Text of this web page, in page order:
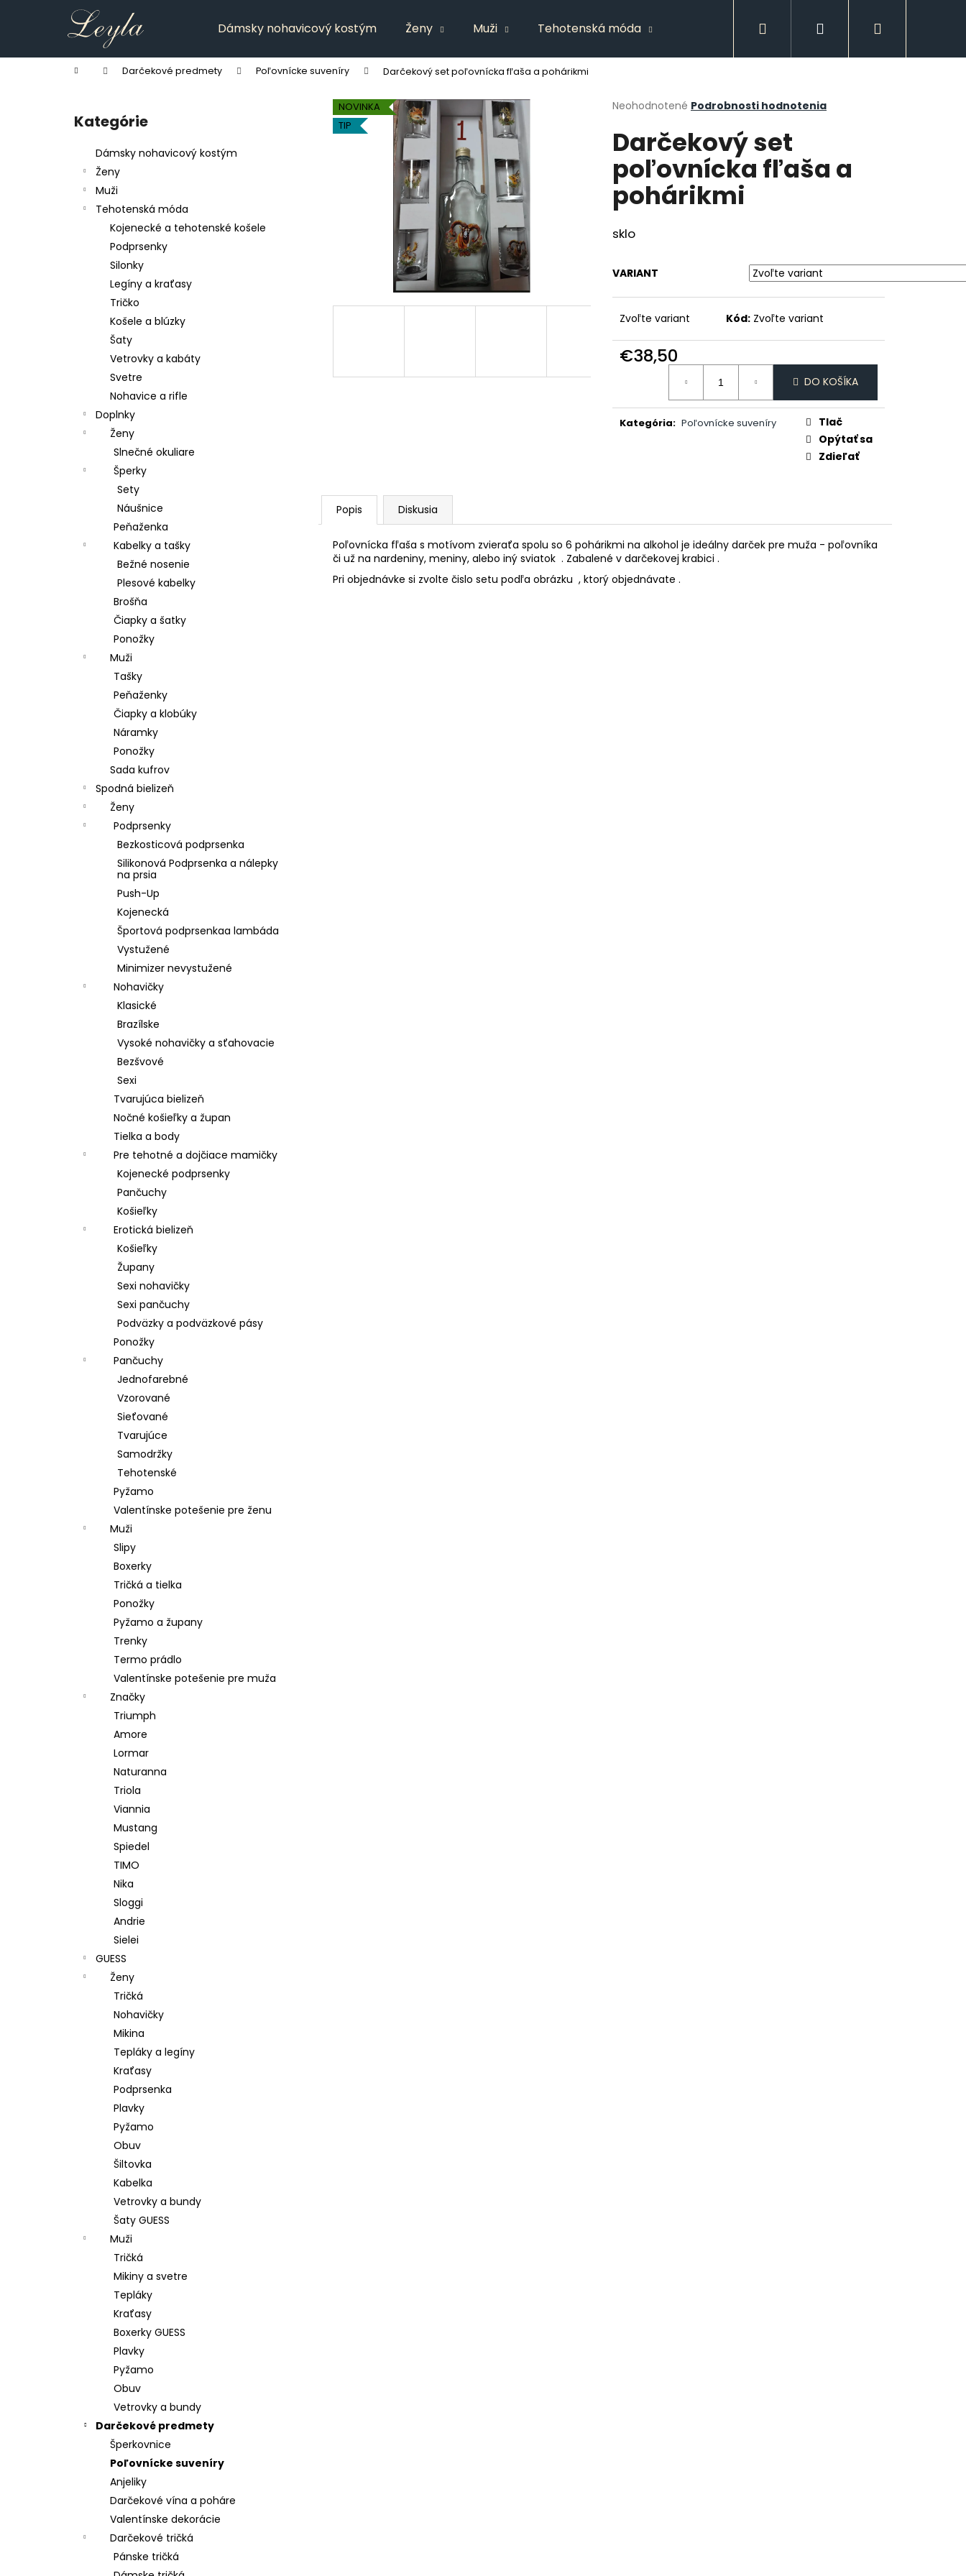
Dámsky nohavicový kostým Ženy Muži Tehotenská móda Spodná bielizeň
Hľadať Prihlásenie
Domov Darčekové predmety Poľovnícke suveníry Darčekový set poľovnícka fľaša a pohárikmi
Preskočiť
kategórie
Kategórie
Dámsky nohavicový kostým
Ženy
Muži
Tehotenská móda
Kojenecké a tehotenské košele
Podprsenky
Silonky
Legíny a kraťasy
Tričko
Košele a blúzky
Šaty
Vetrovky a kabáty
Svetre
Nohavice a rifle
Doplnky
Ženy
Slnečné okuliare
Šperky
Sety
Náušnice
Peňaženka
Kabelky a tašky
Bežné nosenie
Plesové kabelky
Brošňa
Čiapky a šatky
Ponožky
Muži
Tašky
Peňaženky
Čiapky a klobúky
Náramky
Ponožky
Sada kufrov
Spodná bielizeň
Ženy
Podprsenky
Bezkosticová podprsenka
Silikonová Podprsenka a nálepky
na prsia
Push-Up
Kojenecká
Športová podprsenkaa lambáda
Vystužené
Minimizer nevystužené
Nohavičky
Klasické
Brazílske
Vysoké nohavičky a sťahovacie
Bezšvové
Sexi
Tvarujúca bielizeň
Nočné košieľky a župan
Tielka a body
Pre tehotné a dojčiace mamičky
Kojenecké podprsenky
Pančuchy
Košieľky
Erotická bielizeň
Košieľky
Župany
Sexi nohavičky
Sexi pančuchy
Podväzky a podväzkové pásy
Ponožky
Pančuchy
Jednofarebné
Vzorované
Sieťované
Tvarujúce
Samodržky
Tehotenské
Pyžamo
Valentínske potešenie pre ženu
Muži
Slipy
Boxerky
Tričká a tielka
Ponožky
Pyžamo a župany
Trenky
Termo prádlo
Valentínske potešenie pre muža
Značky
Triumph
Amore
Lormar
Naturanna
Triola
Viannia
Mustang
Spiedel
TIMO
Nika
Sloggi
Andrie
Sielei
GUESS
Ženy
Tričká
Nohavičky
Mikina
Tepláky a legíny
Kraťasy
Podprsenka
Plavky
Pyžamo
Obuv
Šiltovka
Kabelka
Vetrovky a bundy
Šaty GUESS
Muži
Tričká
Mikiny a svetre
Tepláky
Kraťasy
Boxerky GUESS
Plavky
Pyžamo
Obuv
Vetrovky a bundy
Darčekové predmety
Šperkovnice
Poľovnícke suveníry
Anjeliky
Darčekové vína a poháre
Valentínske dekorácie
Darčekové tričká
Pánske tričká
Priemerné
produktu
je
5
hviezdičiek.
Neohodnotené Podrobnosti hodnotenia
Darčekový set
poľovnícka fľaša a
pohárikmi
sklo
VARIANT
Zvoľte variant Kód: Zvoľte variant
€38,50
Jednotková
DO KOŠÍKA
Kategória: Poľovnícke suveníry
Tlač
Opýtať sa
Zdieľať
NOVINKA
TIP
Popis Diskusia
Poľovnícka fľaša s motívom zvieraťa spolu so 6 pohárikmi na alkohol je ideálny darček pre muža - poľovníka
či už na nardeniny, meniny, alebo iný sviatok . Zabalené v darčekovej krabici .
Pri objednávke si zvolte čislo setu podľa obrázku , ktorý objednávate .
í
Späť
do
Späť
do
Čo potrebujete nájsť?
Odporúčame
Nasledujúce
DÁMSKE PAPUČE
€15,80
DÁMSKE TRIČKO DAJCE MI ŠICKE